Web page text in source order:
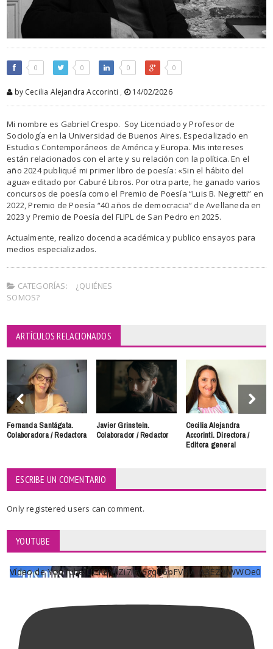
0 0 0 0
by Cecilia Alejandra Accorinti , 14/02/2026
Mi nombre es Gabriel Crespo. Soy Licenciado y Profesor de
Sociología en la Universidad de Buenos Aires. Especializado en
Estudios Contemporáneos de América y Europa. Mis intereses
están relacionados con el arte y su relación con la política. En el
año 2024 publiqué mi primer libro de poesía: «Sin el hábito del
agua» editado por Caburé Libros. Por otra parte, he ganado varios
concursos de poesía como el Premio de Poesía “Luis B. Negretti” en
2022, Premio de Poesía “40 años de democracia” de Avellaneda en
2023 y Premio de Poesía del FLIPL de San Pedro en 2025.
Actualmente, realizo docencia académica y publico ensayos para
medios especializados.
CATEGORÍAS:
¿QUIÉNES
SOMOS?
ARTÍCULOS RELACIONADOS
Fernanda Santágata.
Colaboradora / Redactora
Javier Grinstein.
Colaborador / Redactor
Cecilia Alejandra
Accorinti. Directora /
Editora general
ESCRIBE UN COMENTARIO
Onlyregisteredusers can comment.
YOUTUBE
Vídeo de YouTube UCKqYjiZi7lzy6gqU6pFVFiA_A3EZ9JWWOe0